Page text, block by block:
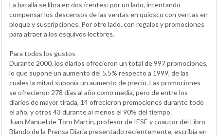
La batalla se libra en dos frentes: por un lado, intentando
compensar los descensos de las ventas en quiosco con ventas en
bloque y suscripciones. Por otro lado, con regalos y promociones
para atraer a los esquivos lectores.
Para todos los gustos
Durante 2000, los diarios ofrecieron un total de 997 promociones,
lo que supone un aumento del 5,5% respecto a 1999, de las
cuales la mitad suponía un aumento de precio. Las promociones
se ofrecieron 278 días al año como media, pero de entre los
diarios de mayor tirada, 14 ofrecieron promociones durante todo
el año, y otros 43 durante al menos el 90% del tiempo.
Juan Manuel de Toro Martín, profesor de IESE y coautor del Libro
Blando de la Prensa Diaria presentado recientemente, escribía en